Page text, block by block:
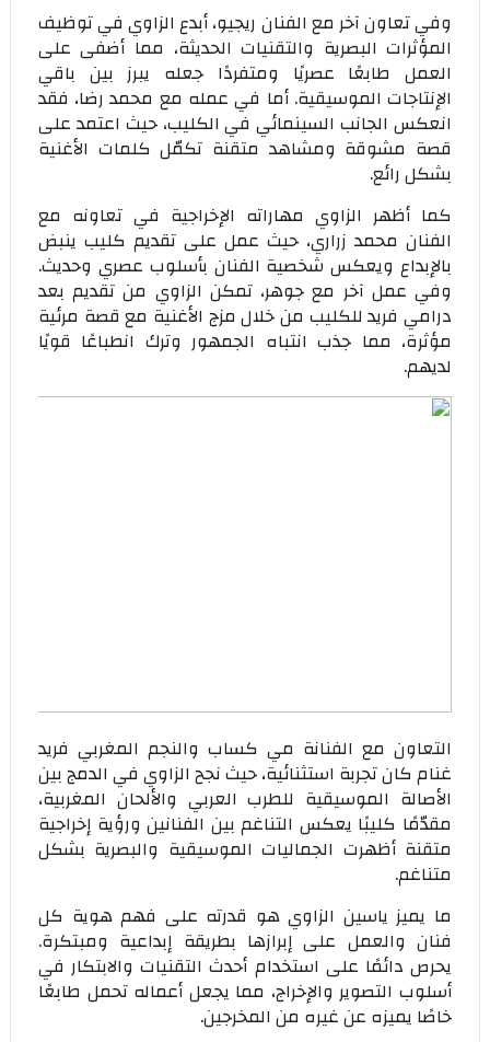
وفي تعاون آخر مع الفنان ريجيو، أبدع الزاوي في توظيف
المؤثرات البصرية والتقنيات الحديثة، مما أضفى على
العمل طابعًا عصريًا ومتفردًا جعله يبرز بين باقي
الإنتاجات الموسيقية. أما في عمله مع محمد رضا، فقد
انعكس الجانب السينمائي في الكليب، حيث اعتمد على
قصة مشوقة ومشاهد متقنة تكمّل كلمات الأغنية
بشكل رائع.
كما أظهر الزاوي مهاراته الإخراجية في تعاونه مع
الفنان محمد زراري، حيث عمل على تقديم كليب ينبض
بالإبداع ويعكس شخصية الفنان بأسلوب عصري وحديث.
وفي عمل آخر مع جوهر، تمكن الزاوي من تقديم بعد
درامي فريد للكليب من خلال مزج الأغنية مع قصة مرئية
مؤثرة، مما جذب انتباه الجمهور وترك انطباعًا قويًا
لديهم.
التعاون مع الفنانة مي كساب والنجم المغربي فريد
غنام كان تجربة استثنائية، حيث نجح الزاوي في الدمج بين
الأصالة الموسيقية للطرب العربي والألحان المغربية،
مقدّمًا كليبًا يعكس التناغم بين الفنانين ورؤية إخراجية
متقنة أظهرت الجماليات الموسيقية والبصرية بشكل
متناغم.
ما يميز ياسين الزاوي هو قدرته على فهم هوية كل
فنان والعمل على إبرازها بطريقة إبداعية ومبتكرة.
يحرص دائمًا على استخدام أحدث التقنيات والابتكار في
أسلوب التصوير والإخراج، مما يجعل أعماله تحمل طابعًا
خاصًا يميزه عن غيره من المخرجين.